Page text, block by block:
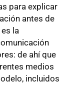
para explicar
antes de
la
de ahí que
medios
incluidos